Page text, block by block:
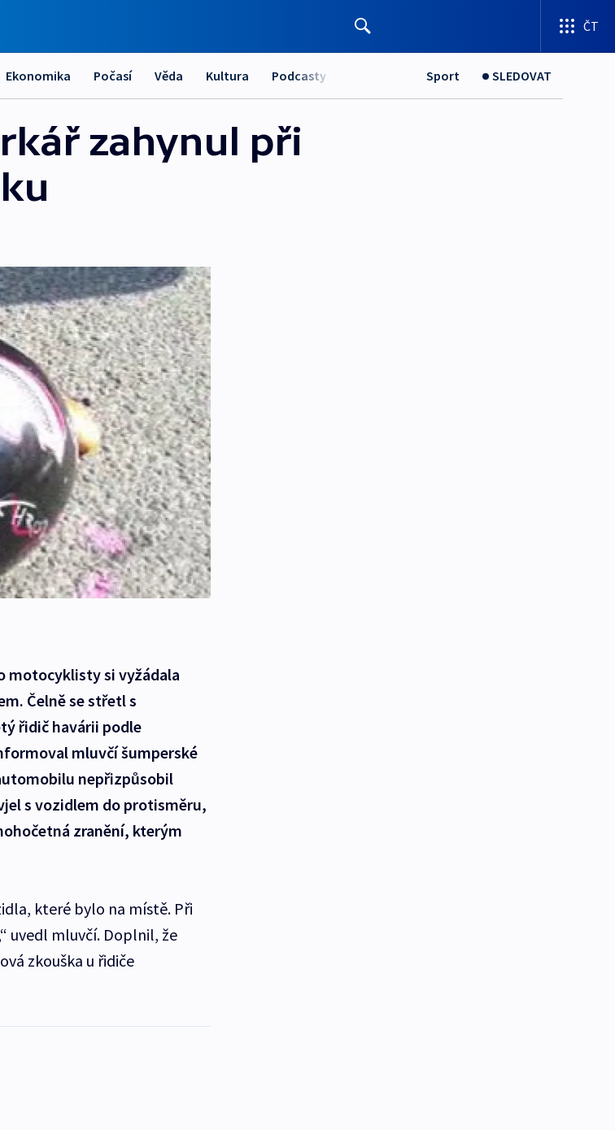
ČT
Ekonomika Počasí Věda Kultura Podcasty Sport SLEDOVAT
zahynul při
motocyklisty si vyžádala
Čelně se střetl s
řidič havárii podle
mluvčí šumperské
nepřizpůsobil
s vozidlem do protisměru,
zranění, kterým
které bylo na místě. Při
uvedl mluvčí. Doplnil, že
zkouška u řidiče